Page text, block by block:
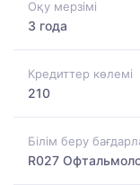
Оқу мерзімі
3 года
Кредиттер көлемі
210
Білім беру
R027